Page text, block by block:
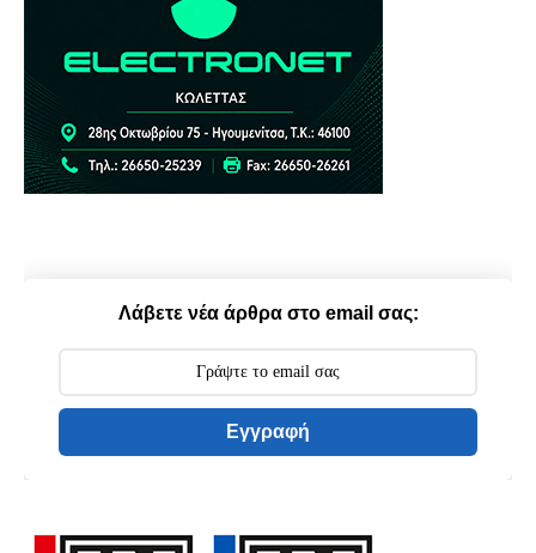
Λάβετε νέα άρθρα στο email σας:
Εγγραφή